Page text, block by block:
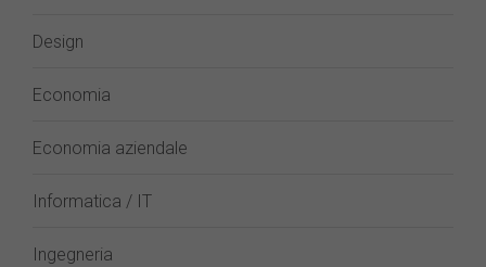
Design
Economia
Economia aziendale
Informatica / IT
Ingegneria